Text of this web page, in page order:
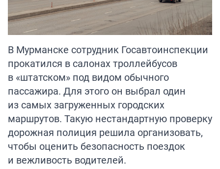
В Мурманске сотрудник Госавтоинспекции
прокатился в салонах троллейбусов
в «штатском» под видом обычного
пассажира. Для этого он выбрал один
из самых загруженных городских
маршрутов. Такую нестандартную проверку
дорожная полиция решила организовать,
чтобы оценить безопасность поездок
и вежливость водителей.